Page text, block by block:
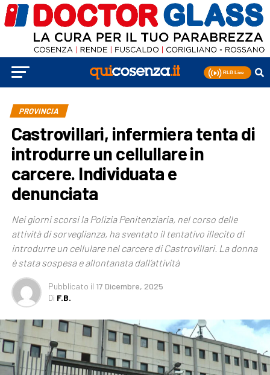
PROVINCIA
Castrovillari, infermiera tenta di
introdurre un cellullare in
carcere. Individuata e
denunciata
Nei giorni scorsi la Polizia Penitenziaria, nel corso delle
attività di sorveglianza, ha sventato il tentativo illecito di
introdurre un cellulare nel carcere di Castrovillari. La donna
è stata sospesa e allontanata dall’attività
Pubblicato il 17 Dicembre, 2025
Di F.B.